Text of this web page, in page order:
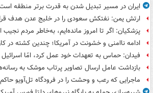
ایران در مسیر تبدیل شدن به قدرت برتر منطقه
ارتش یمن: نفتکش سعودی را در خلیج عدن هدف
پزشکیان: اگر تا امروز مانده‌ایم، به‌خاطر مردم نجیب
ادامه ناامنی و خشونت در آمریکا؛ چندین کشته در
فیدان: حماس به تعهدات خود عمل کرد، امّا اسرائیل
بازداشت عامل ارسال تصاویر پرتاب موشک به
ماجرایی که رعب و وحشت را در فرودگاه تل‌آویو